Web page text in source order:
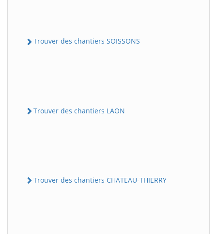
Trouver des chantiers SOISSONS
Trouver des chantiers LAON
Trouver des chantiers CHATEAU-THIERRY